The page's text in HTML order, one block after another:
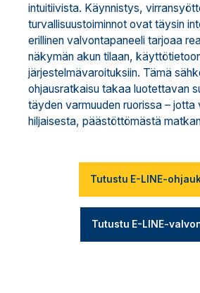
intuitiivista. Käynnistys,
turvallisuustoiminnot ovat täysin
erillinen valvontapaneeli tarjoaa
näkymän akun tilaan,
järjestelmävaroituksiin. Tämä
ohjausratkaisu takaa luotettavan
täyden varmuuden ruorissa – jotta
hiljaisesta, päästöttömästä
Tutustu E-LINE-
Tutustu E-LINE-